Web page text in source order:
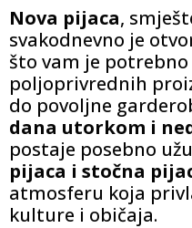
Nova pijaca,
svakodnevno je
što vam je
poljoprivrednih
do povoljne
dana utorkom i
postaje posebno
pijaca i stočna
atmosferu koja
kulture i običaja.